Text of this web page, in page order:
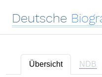
Deutsche
Übersicht NDB